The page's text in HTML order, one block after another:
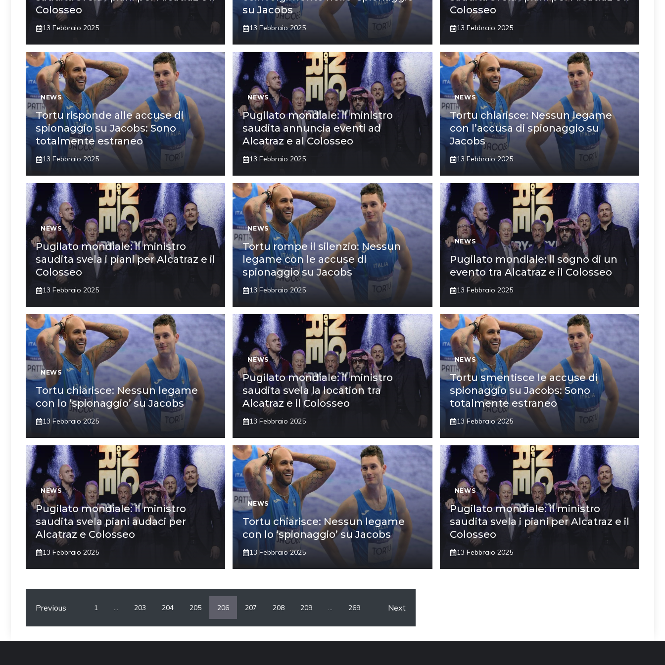
Colosseo
13 Febbraio 2025
su Jacobs
13 Febbraio 2025
Colosseo
13 Febbraio 2025
NEWS
Tortu risponde alle accuse di
spionaggio su Jacobs: Sono
totalmente estraneo
13 Febbraio 2025
NEWS
Pugilato mondiale: il ministro
saudita annuncia eventi ad
Alcatraz e al Colosseo
13 Febbraio 2025
NEWS
Tortu chiarisce: Nessun legame
con l’accusa di spionaggio su
Jacobs
13 Febbraio 2025
NEWS
Pugilato mondiale: il ministro
saudita svela i piani per Alcatraz e il
Colosseo
13 Febbraio 2025
NEWS
Tortu rompe il silenzio: Nessun
legame con le accuse di
spionaggio su Jacobs
13 Febbraio 2025
NEWS
Pugilato mondiale: il sogno di un
evento tra Alcatraz e il Colosseo
13 Febbraio 2025
NEWS
Tortu chiarisce: Nessun legame
con lo ‘spionaggio’ su Jacobs
13 Febbraio 2025
NEWS
Pugilato mondiale: il ministro
saudita svela la location tra
Alcatraz e il Colosseo
13 Febbraio 2025
NEWS
Tortu smentisce le accuse di
spionaggio su Jacobs: Sono
totalmente estraneo
13 Febbraio 2025
NEWS
Pugilato mondiale: il ministro
saudita svela piani audaci per
Alcatraz e Colosseo
13 Febbraio 2025
NEWS
Tortu chiarisce: Nessun legame
con lo ‘spionaggio’ su Jacobs
13 Febbraio 2025
NEWS
Pugilato mondiale: il ministro
saudita svela i piani per Alcatraz e il
Colosseo
13 Febbraio 2025
Previous 1 … 203 204 205 206 207 208 209 … 269 Next